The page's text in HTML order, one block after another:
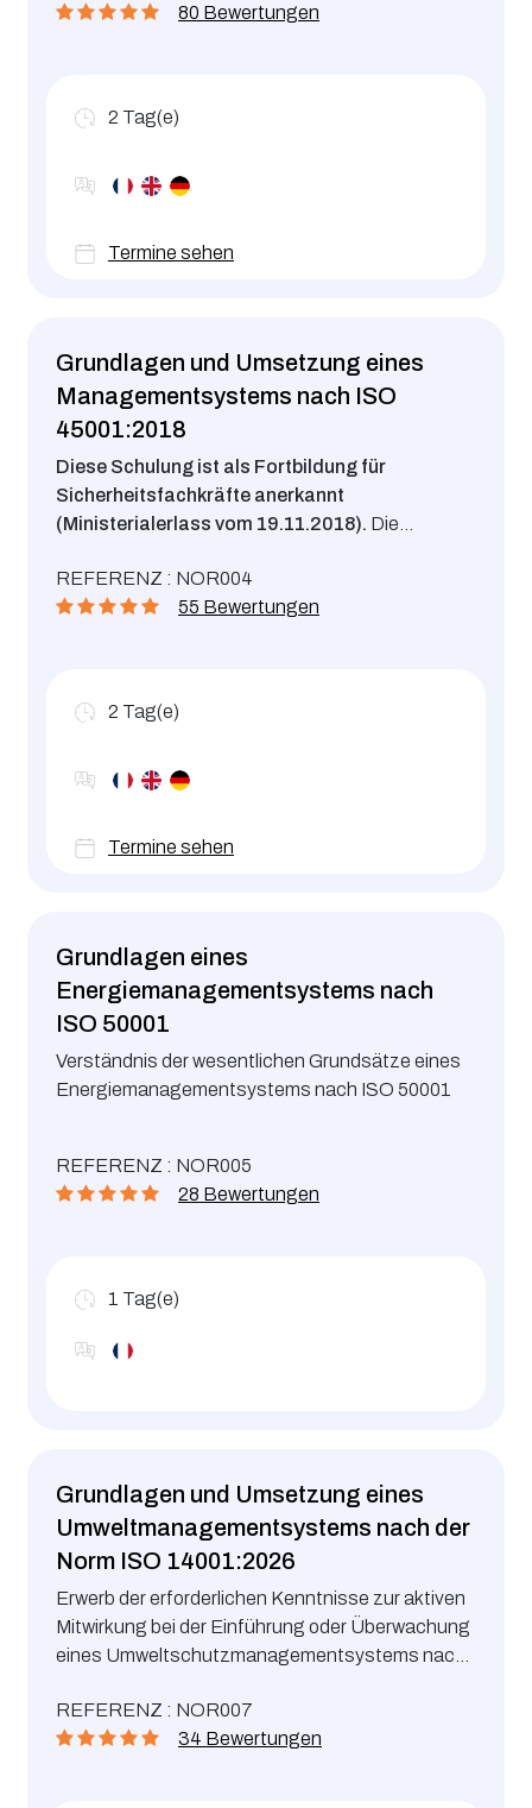
80 Bewertungen
2 Tag(e)
Termine sehen
Grundlagen und Umsetzung eines
Managementsystems nach ISO
45001:2018
Diese Schulung ist als Fortbildung für
Sicherheitsfachkräfte anerkannt
(Ministerialerlass vom 19.11.2018). Die
Kenntnisse, um aktiv an der Einführung oder
Überwachung eines Managementsystems für
REFERENZ : NOR004
55 Bewertungen
2 Tag(e)
Termine sehen
Grundlagen eines
Energiemanagementsystems nach
ISO 50001
Verständnis der wesentlichen Grundsätze eines
Energiemanagementsystems nach ISO 50001
REFERENZ : NOR005
28 Bewertungen
1 Tag(e)
Grundlagen und Umsetzung eines
Umweltmanagementsystems nach der
Norm ISO 14001:2026
Erwerb der erforderlichen Kenntnisse zur aktiven
Mitwirkung bei der Einführung oder Überwachung
eines Umweltschutzmanagementsystems nach
REFERENZ : NOR007
34 Bewertungen